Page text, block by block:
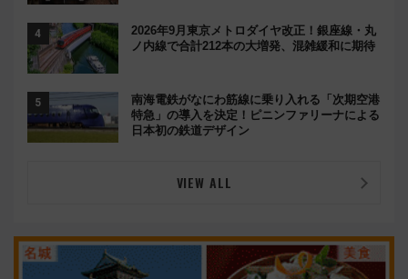
2026年9月東京メトロダイヤ改正！銀座線・丸
ノ内線で合計212本の大増発、混雑緩和に期待
南海電鉄がなにわ筋線に乗り入れる「次期空港
特急」の導入を決定！ピニンファリーナによる
日本初の鉄道デザイン
VIEW ALL